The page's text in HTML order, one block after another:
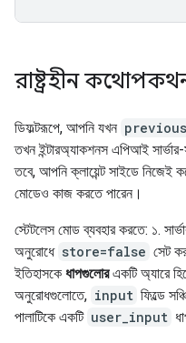
রাষ্ট্রহীন
ডিফল্টরূপে, আপনি যখন
তখন ইন্টারঅ্যাকশনস এপিআই
তবে, আপনি ক্লায়েন্ট সাইডে নিজেই
মোডেও কাজ করতে পারেন।
স্টেটলেস মোড ব্যবহার করতে: ১.
অনুরোধে store=false সেট
ইতিহাসকে ধাপগুলোরএকটি অ্যারে
অনুরোধগুলোতে, input ফিল্ডে
পালাটিকে একটি user_input